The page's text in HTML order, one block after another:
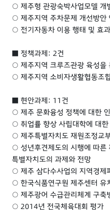
○ 제주형 관광숙박사업모델 개
○ 제주지역 주차문제 개선방안
○ 전기자동차 이용 행태 및 효
■ 정책과제: 2건
○ 제주지역 크루즈관광 육성을
○ 제주지역 소비자생활협동조
■ 현안과제: 11건
○ 제주 문화융성 정책에 대한
○ 취업률 향상 사립대학에 대
○ 제주특별자치도 재원조정교
○ 성년후견제도의 시행에 따른
특별자치도의 과제와 전망
○ 제주 삼다수사업의 지역경제
○ 한국식품연구원 제주센터 유
○ 제주광어 수급관리체계 구축
○ 2014년 전국체육대회 평가